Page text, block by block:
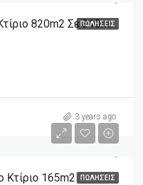
ΠΩΛΉΣΕΙΣ
Βόλος Πωλείται Ολόκληρο Κτίριο 820m2 Σε 318m2 Οικόπεδο
3 years ago
ΠΩΛΉΣΕΙΣ
165m2